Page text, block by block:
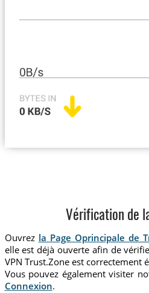
Vérification de
Ouvrez la Page Oprincipale de
elle est déjà ouverte afin de
VPN Trust.Zone est correctement
Vous pouvez également visiter
Connexion.